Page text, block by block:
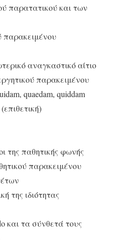
παρατατικού και των
παρακειμένου
αναγκαστικό αίτιο
παρακειμένου
quaedam, quiddam
της παθητικής φωνής
παρακειμένου
της ιδιότητας
και τα σύνθετά τους